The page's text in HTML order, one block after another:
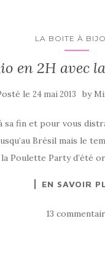
LA BOITE À
en 2H avec
le24 mai 2013 by
sa fin et pour vous
Brésil mais le
Poulette Party d’été
EN SAVOIR
13